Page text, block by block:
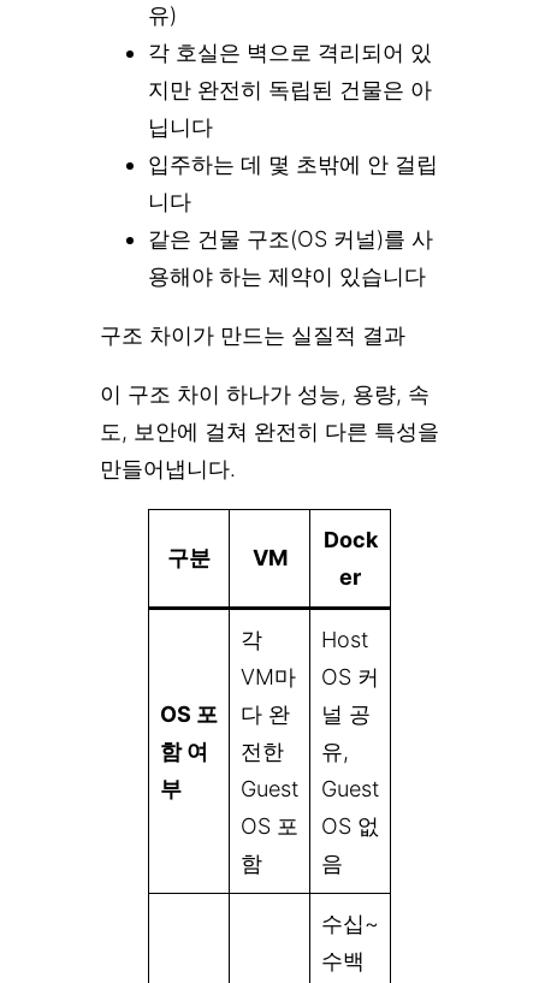
유)
각 호실은 벽으로 격리되어 있
지만 완전히 독립된 건물은 아
닙니다
입주하는 데 몇 초밖에 안 걸립
니다
같은 건물 구조(OS 커널)를 사
용해야 하는 제약이 있습니다
구조 차이가 만드는 실질적 결과
이 구조 차이 하나가 성능, 용량, 속
도, 보안에 걸쳐 완전히 다른 특성을
만들어냅니다.
구분 VM
Dock
er
OS 포
함 여
부
각
VM마
다 완
전한
Guest
OS 포
함
Host
OS 커
널 공
유,
Guest
OS 없
음
수십~
수백